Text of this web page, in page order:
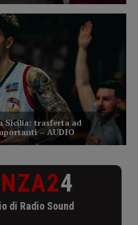
4
di Radio Sound